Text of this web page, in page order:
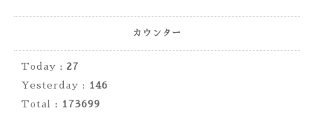
カウンター
Today : 27
Yesterday :
146
Total :
173699